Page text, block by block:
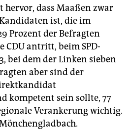
hervor, dass Maaßen zwar
ist, die im
Prozent der Befragten
CDU antritt, beim SPD-
bei dem der Linken sieben
aber sind der
kompetent sein sollte, 77
Verankerung wichtig.